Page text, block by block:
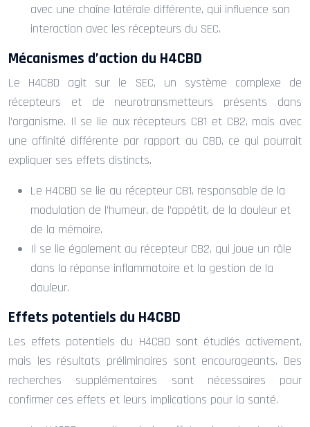
avec une chaîne latérale différente, qui influence son
interaction avec les récepteurs du SEC.
Mécanismes d’action du H4CBD
Le H4CBD agit sur le SEC, un système complexe de
récepteurs et de neurotransmetteurs présents dans
l’organisme. Il se lie aux récepteurs CB1 et CB2, mais avec
une affinité différente par rapport au CBD, ce qui pourrait
expliquer ses effets distincts.
Le H4CBD se lie au récepteur CB1, responsable de la
modulation de l’humeur, de l’appétit, de la douleur et
de la mémoire.
Il se lie également au récepteur CB2, qui joue un rôle
dans la réponse inflammatoire et la gestion de la
douleur.
Effets potentiels du H4CBD
Les effets potentiels du H4CBD sont étudiés activement,
mais les résultats préliminaires sont encourageants. Des
recherches supplémentaires sont nécessaires pour
confirmer ces effets et leurs implications pour la santé.